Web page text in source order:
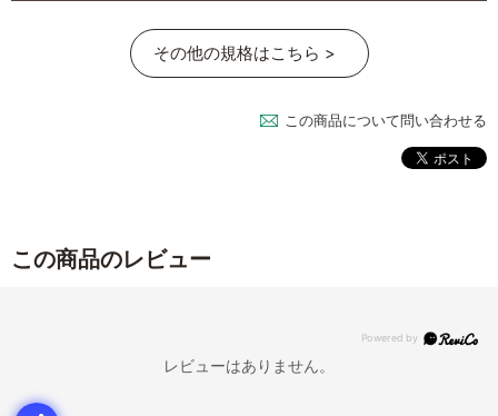
その他の規格はこちら >
この商品について問い合わせる
この商品のレビュー
レビューはありません。